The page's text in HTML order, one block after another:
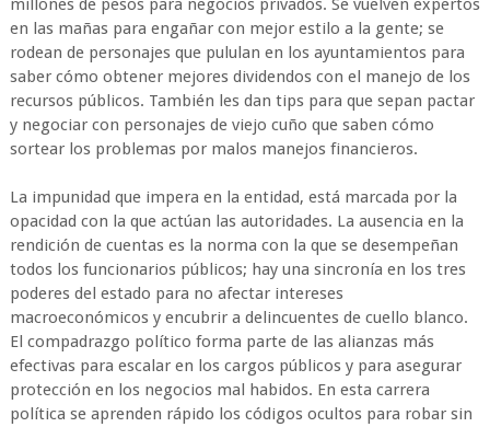
millones de pesos para negocios privados. Se vuelven expertos
en las mañas para engañar con mejor estilo a la gente; se
rodean de personajes que pululan en los ayuntamientos para
saber cómo obtener mejores dividendos con el manejo de los
recursos públicos. También les dan tips para que sepan pactar
y negociar con personajes de viejo cuño que saben cómo
sortear los problemas por malos manejos financieros.
La impunidad que impera en la entidad, está marcada por la
opacidad con la que actúan las autoridades. La ausencia en la
rendición de cuentas es la norma con la que se desempeñan
todos los funcionarios públicos; hay una sincronía en los tres
poderes del estado para no afectar intereses
macroeconómicos y encubrir a delincuentes de cuello blanco.
El compadrazgo político forma parte de las alianzas más
efectivas para escalar en los cargos públicos y para asegurar
protección en los negocios mal habidos. En esta carrera
política se aprenden rápido los códigos ocultos para robar sin